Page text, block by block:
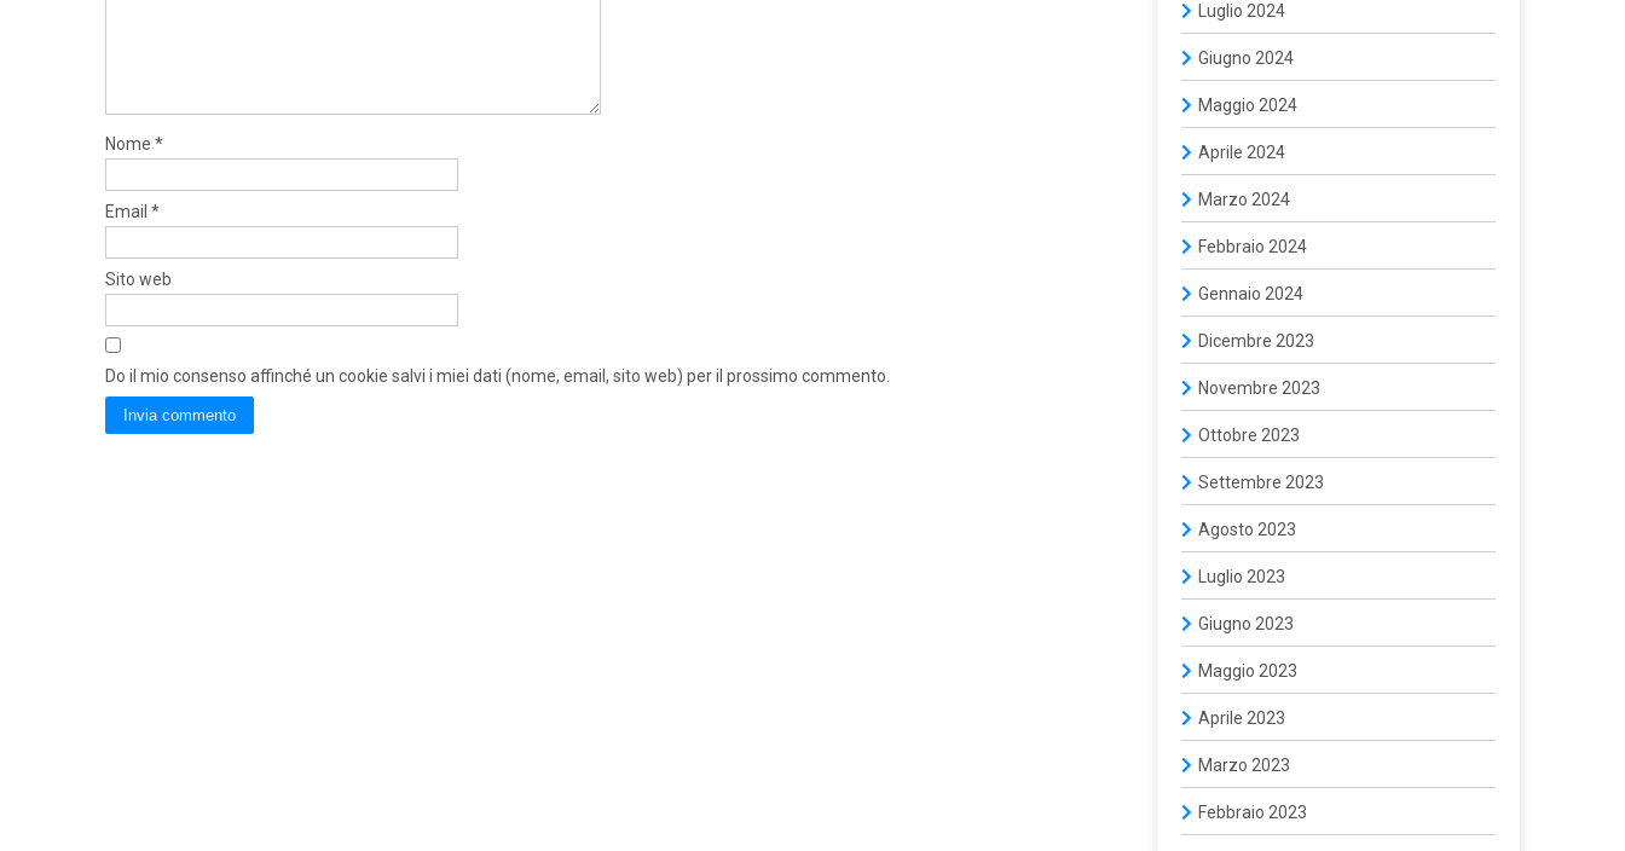
Nome *
Email *
Sito web
Do il mio consenso affinché un cookie salvi i miei dati (nome, email, sito web) per il prossimo commento.
Luglio 2024
Giugno 2024
Maggio 2024
Aprile 2024
Marzo 2024
Febbraio 2024
Gennaio 2024
Dicembre 2023
Novembre 2023
Ottobre 2023
Settembre 2023
Agosto 2023
Luglio 2023
Giugno 2023
Maggio 2023
Aprile 2023
Marzo 2023
Febbraio 2023